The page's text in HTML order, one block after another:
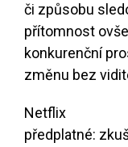
či způsobu
přítomnost
konkurenční
změnu bez
Netflix
předplatné: